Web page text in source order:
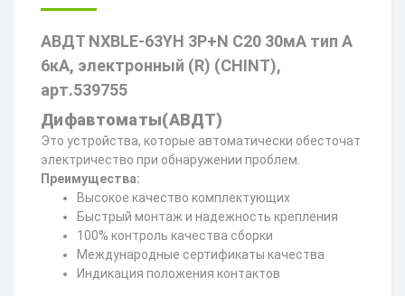
АВДТ NXBLE-63YH 3P+N C20 30мА тип A
6кА, электронный (R) (CHINT),
арт.539755
Дифавтоматы(АВДТ)
Это устройства, которые автоматически обесточат
электричество при обнаружении проблем.
Преимущества:
Высокое качество комплектующих
Быстрый монтаж и надежность крепления
100% контроль качества сборки
Международные сертификаты качества
Индикация положения контактов